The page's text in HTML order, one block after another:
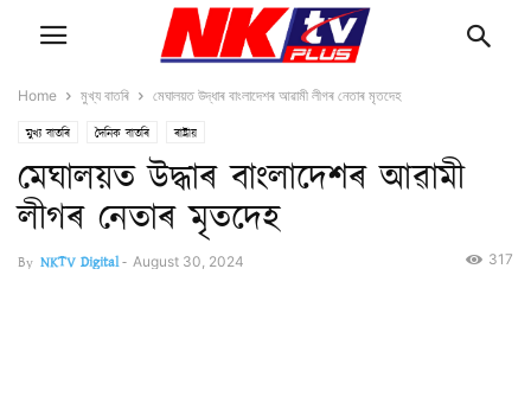
Home মুখ্য বাতৰি মেঘালয়ত উদ্ধাৰ বাংলাদেশৰ আৱামী লীগৰ নেতাৰ মৃতদেহ
মুখ্য বাতৰি দৈনিক বাতৰি ৰাষ্ট্ৰীয়
মেঘালয়ত উদ্ধাৰ বাংলাদেশৰ আৱামী
লীগৰ নেতাৰ মৃতদেহ
By NKTV Digital- August 30, 2024 317